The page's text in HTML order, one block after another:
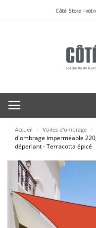
Côté Store -
Accueil / Voiles d'ombrage /
d'ombrage imperméable
déperlant - Terracotta épicé
Skip
end
of
the
images
gallery